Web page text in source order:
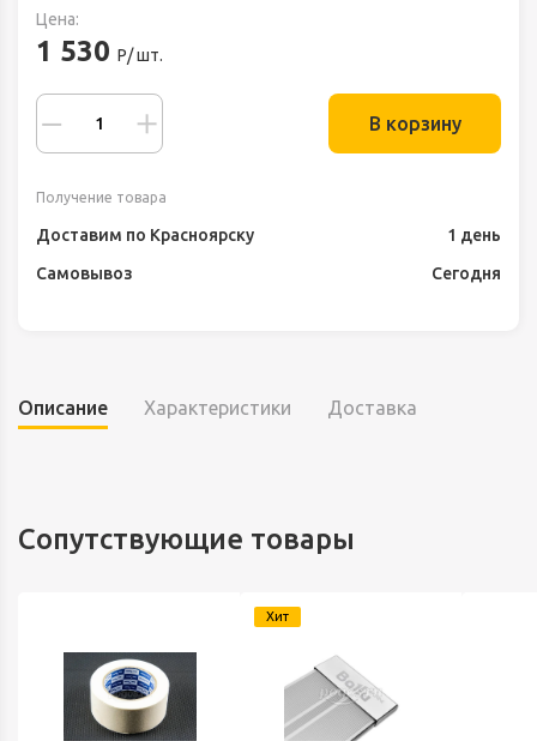
Цена:
1 530 Р/ шт.
В корзину
Получение товара
Доставим по Красноярску
1 день
Самовывоз
Сегодня
Описание Характеристики Доставка
Сопутствующие товары
Хит